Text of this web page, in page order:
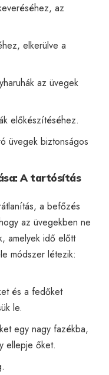
az
elkerülve a
az üvegek
előkészítéséhez.
üvegek biztonságos
A tartósítás
a befőzés
az üvegekben ne
amelyek idő előtt
módszer létezik:
és a fedőket
le.
egy nagy fazékba,
ellepje őket.